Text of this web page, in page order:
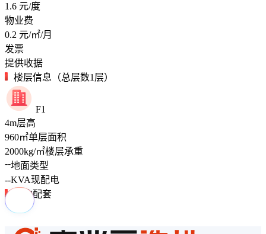
1.6 元/度
物业费
0.2 元/㎡/月
发票
提供收据
楼层信息（总层数1层）
F1
4m层高
960㎡单层面积
2000kg/㎡楼层承重
--地面类型
--KVA现配电
周边配套